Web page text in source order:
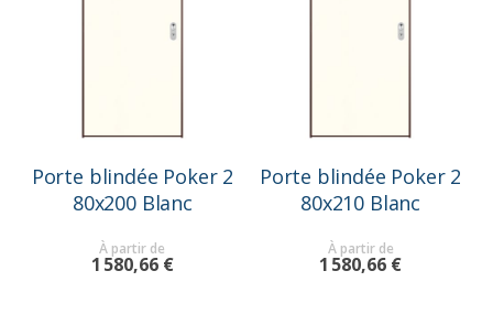
Porte blindée Poker 2
80x200 Blanc
À partir de
1 580,66 €
Porte blindée Poker 2
80x210 Blanc
À partir de
1 580,66 €